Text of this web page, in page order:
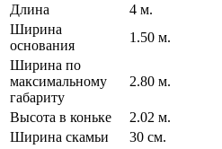
Длина
4 м.
Ширина
основания
1.50 м.
Ширина по
максимальному
габариту
2.80 м.
Высота в коньке
2.02 м.
Ширина скамьи
30 см.